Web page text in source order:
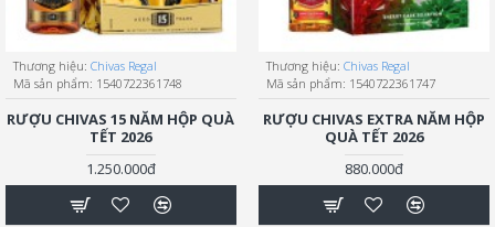
Thương hiệu: Chivas Regal
Mã sản phẩm: 1540722361748
RƯỢU CHIVAS 15 NĂM HỘP QUÀ
TẾT 2026
1.250.000đ
Thương hiệu: Chivas Regal
Mã sản phẩm: 1540722361747
RƯỢU CHIVAS EXTRA NĂM HỘP
QUÀ TẾT 2026
880.000đ